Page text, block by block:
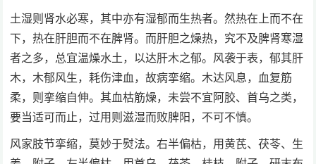
土湿则肾水必寒，其中亦有湿郁而生热者。然热在上而不在
下，热在肝胆而不在脾肾。而肝胆之燥热，究不及脾肾寒湿
者之多，总宜温燥水土，以达肝木之郁。风袭于表，郁其肝
木，木郁风生，耗伤津血，故病挛缩。木达风息，血复筋
柔，则挛缩自伸。其血枯筋燥，未尝不宜阿胶、首乌之类，
要当适可而止，过用则滋湿而败脾阳，不可不慎。
风家肢节挛缩，莫妙于熨法。右半偏枯，用黄芪、茯苓、生